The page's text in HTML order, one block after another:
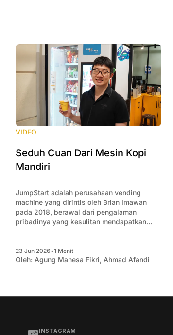
VIDEO
Seduh Cuan Dari Mesin Kopi
Mandiri
JumpStart adalah perusahaan vending
machine yang dirintis oleh Brian Imawan
pada 2018, berawal dari pengalaman
pribadinya yang kesulitan mendapatkan
dipasang untuk memenuhi kebutuhan
karyawan, usaha ini berkembang menjadi
23 Jun 2026•1 Menit
Oleh: Agung Mahesa Fikri, Ahmad Afandi
INSTAGRAM